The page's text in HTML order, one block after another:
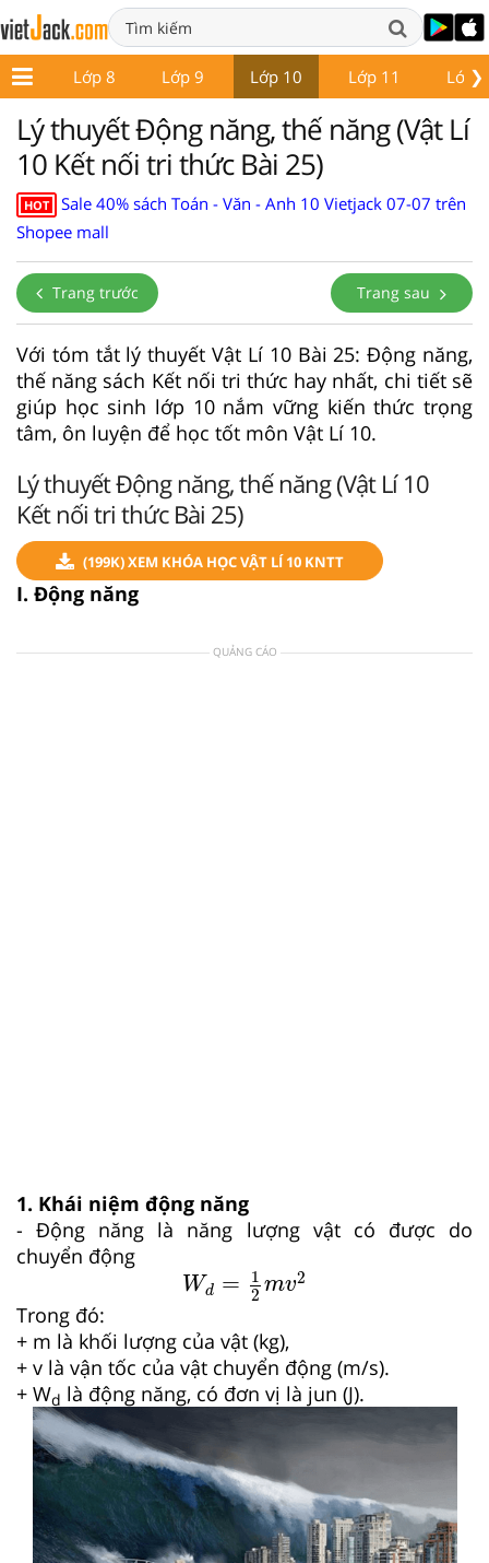
❯
7 Lớp 8 Lớp 9 Lớp 10 Lớp 11 Lớp
Lý thuyết Động năng, thế năng (Vật Lí
10 Kết nối tri thức Bài 25)
HOT
Sale 40% sách Toán - Văn - Anh 10 Vietjack 07-07 trên
Shopee mall
Trang trước Trang sau
Với tóm tắt lý thuyết Vật Lí 10 Bài 25: Động năng,
thế năng sách Kết nối tri thức hay nhất, chi tiết sẽ
giúp học sinh lớp 10 nắm vững kiến thức trọng
tâm, ôn luyện để học tốt môn Vật Lí 10.
Lý thuyết Động năng, thế năng (Vật Lí 10
Kết nối tri thức Bài 25)
(199K) XEM KHÓA HỌC VẬT LÍ 10 KNTT
I. Động năng
QUẢNG CÁO
1. Khái niệm động năng
- Động năng là năng lượng vật có được do
chuyển động
Wd =
1
2 mv2
Wd 2 2
Trong đó:
+ m là khối lượng của vật (kg),
+ v là vận tốc của vật chuyển động (m/s).
+ W­­d là động năng, có đơn vị là jun (J).